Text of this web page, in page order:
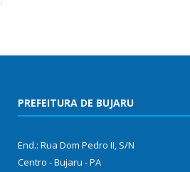
PREFEITURA DE BUJARU
End.: Rua Dom Pedro II, S/N
Centro - Bujaru - PA